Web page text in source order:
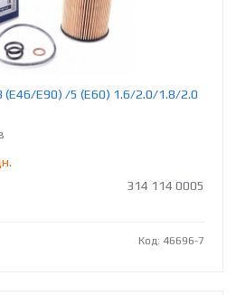
(E46/E90) /5 (E60) 1.6/2.0/1.8/2.0
314 114 0005
Код: 46696-7